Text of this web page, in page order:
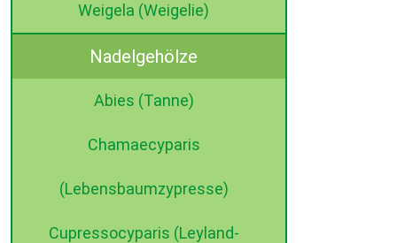
Weigela (Weigelie)
Nadelgehölze
Abies (Tanne)
Chamaecyparis
(Lebensbaumzypresse)
Cupressocyparis (Leyland-